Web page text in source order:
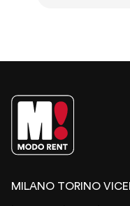
MILANO TORINO